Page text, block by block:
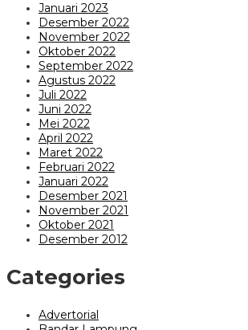
Januari 2023
Desember 2022
November 2022
Oktober 2022
September 2022
Agustus 2022
Juli 2022
Juni 2022
Mei 2022
April 2022
Maret 2022
Februari 2022
Januari 2022
Desember 2021
November 2021
Oktober 2021
Desember 2012
Categories
Advertorial